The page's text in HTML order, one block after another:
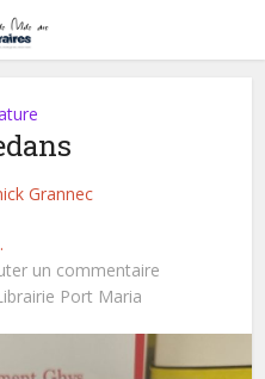
Grannec
un commentaire
Port Maria